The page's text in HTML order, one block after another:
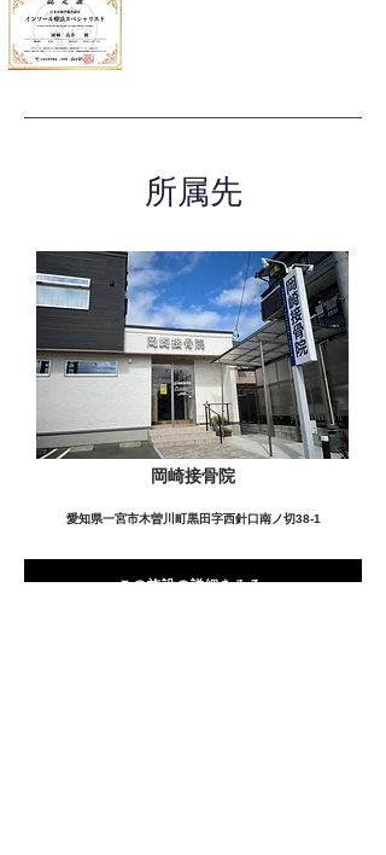
所属先
岡崎接骨院
愛知県一宮市木曽川町黒田字西針口南ノ切38-1
この施設の詳細をみる